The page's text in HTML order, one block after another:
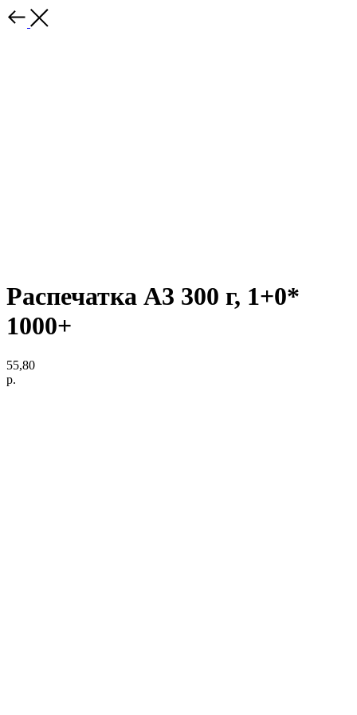
Распечатка А3 300 г, 1+0*
1000+
55,80
р.